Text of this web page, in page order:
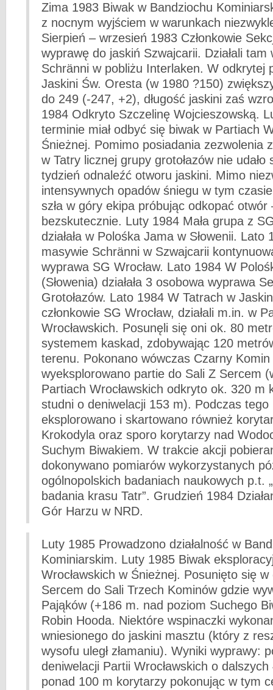
Zima 1983 Biwak w Bandziochu
z nocnym wyjściem w warunkach
Sierpień – wrzesień 1983 Członkowie
wyprawę do jaskiń Szwajcarii. Działali tam
Schränni w pobliżu Interlaken. W odkrytej
Jaskini Św. Oresta (w 1980 ?150)
do 249 (-247, +2), długość jaskini zaś
1984 Odkryto Szczelinę Wojcieszowską.
terminie miał odbyć się biwak w Partiach
Śnieżnej. Pomimo posiadania zezwolenia
w Tatry licznej grupy grotołazów nie udało
tydzień odnaleźć otworu jaskini. Mimo
intensywnych opadów śniegu w tym
szła w góry ekipa próbując odkopać otwór
bezskutecznie. Luty 1984 Mała grupa z
działała w Polośka Jama w Słowenii. Lato
masywie Schränni w Szwajcarii
wyprawa SG Wrocław. Lato 1984 W
(Słowenia) działała 3 osobowa wyprawa
Grotołazów. Lato 1984 W Tatrach w
członkowie SG Wrocław, działali m.in. w
Wrocławskich. Posunęli się oni ok. 80
systemem kaskad, zdobywając 120
terenu. Pokonano wówczas Czarny Komin
wyeksplorowano partie do Sali Z Sercem
Partiach Wrocławskich odkryto ok. 320 m
studni o deniwelacji 153 m). Podczas tego
eksplorowano i skartowano również
Krokodyla oraz sporo korytarzy nad
Suchym Biwakiem. W trakcie akcji
dokonywano pomiarów wykorzystanych
ogólnopolskich badaniach naukowych p.t.
badania krasu Tatr”. Grudzień 1984
Gór Harzu w NRD.
Luty 1985 Prowadzono działalność w
Kominiarskim. Luty 1985 Biwak
Wrocławskich w Śnieżnej. Posunięto się
Sercem do Sali Trzech Kominów gdzie
Pająków (+186 m. nad poziom Suchego
Robin Hooda. Niektóre wspinaczki
wniesionego do jaskini masztu (który z
wysofu uległ złamaniu). Wyniki wyprawy:
deniwelacji Partii Wrocławskich o
ponad 100 m korytarzy pokonując w tym